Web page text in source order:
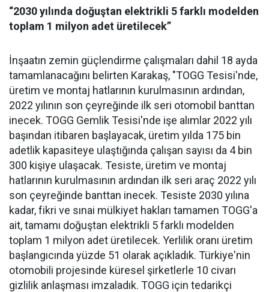
“2030 yılında doğuştan elektrikli 5 farklı modelden
toplam 1 milyon adet üretilecek”
İnşaatın zemin güçlendirme çalışmaları dahil 18 ayda
tamamlanacağını belirten Karakaş, "TOGG Tesisi'nde,
üretim ve montaj hatlarının kurulmasının ardından,
2022 yılının son çeyreğinde ilk seri otomobil banttan
inecek. TOGG Gemlik Tesisi'nde işe alımlar 2022 yılı
başından itibaren başlayacak, üretim yılda 175 bin
adetlik kapasiteye ulaştığında çalışan sayısı da 4 bin
300 kişiye ulaşacak. Tesiste, üretim ve montaj
hatlarının kurulmasının ardından ilk seri araç 2022 yılı
son çeyreğinde banttan inecek. Tesiste 2030 yılına
kadar, fikri ve sınai mülkiyet hakları tamamen TOGG'a
ait, tamamı doğuştan elektrikli 5 farklı modelden
toplam 1 milyon adet üretilecek. Yerlilik oranı üretim
başlangıcında yüzde 51 olarak açıkladık. Türkiye'nin
otomobili projesinde küresel şirketlerle 10 civarı
gizlilik anlaşması imzaladık. TOGG için tedarikçi